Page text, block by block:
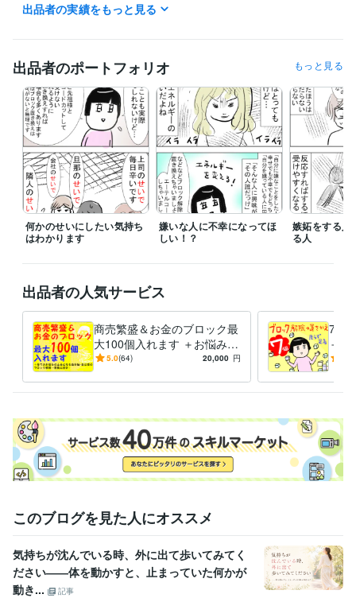
ビジネス・クリエイティブツール
占い ブロック置き換え 縁結び ヒーリング
出品者の実績をもっと見る
出品者のポートフォリオ もっと見る
何かのせいにしたい気持ち
はわかります
嫌いな人に不幸になってほ
しい！？
嫉妬をする人
る人
出品者の人気サービス
商売繁盛＆お金のブロック最
大100個入れます ＋お悩みの
土台！自分軸、自己愛ブロッ
5.0(64) 20,000 円
7個
＋
全・
このブログを見た人にオススメ
気持ちが沈んでいる時、外に出て歩いてみてく
ださい――体を動かすと、止まっていた何かが
動き...
記事